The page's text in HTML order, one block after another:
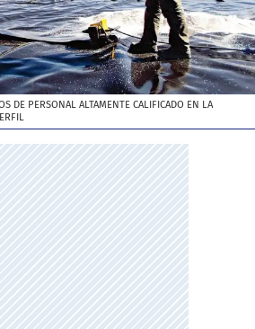
DE PERSONAL ALTAMENTE CALIFICADO EN LA